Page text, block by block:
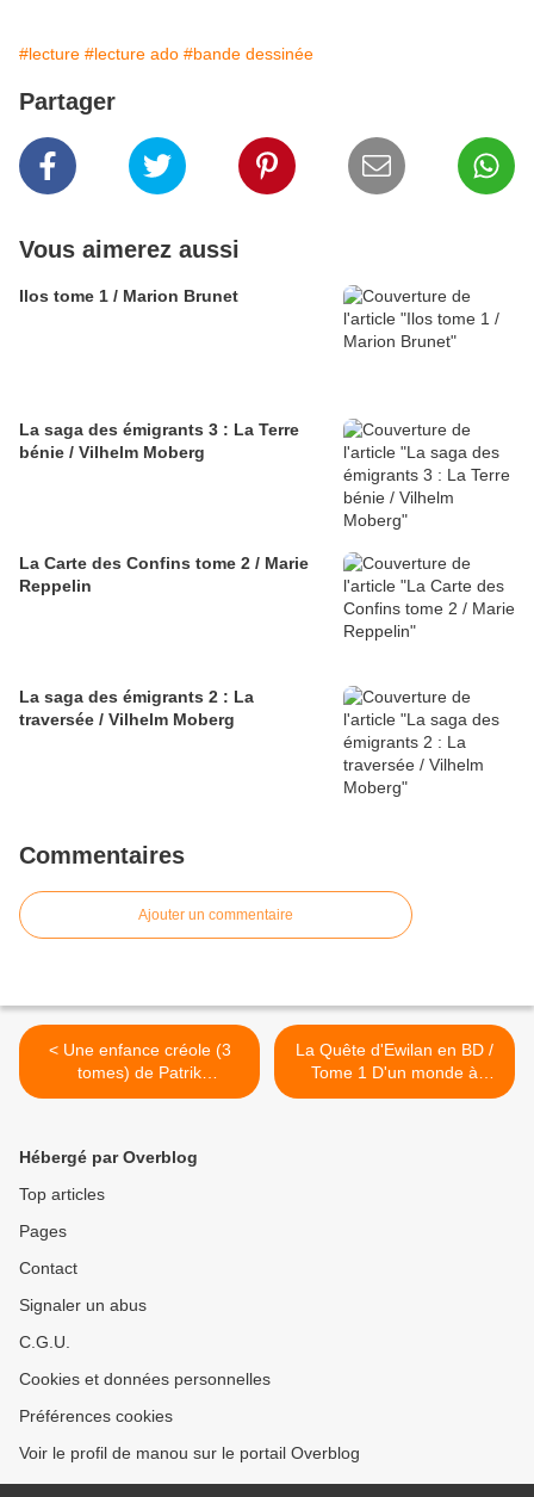
#lecture #lecture ado #bande dessinée
Partager
Vous aimerez aussi
Ilos tome 1 / Marion Brunet
La saga des émigrants 3 : La Terre
bénie / Vilhelm Moberg
La Carte des Confins tome 2 / Marie
Reppelin
La saga des émigrants 2 : La
traversée / Vilhelm Moberg
Commentaires
Ajouter un commentaire
< Une enfance créole (3
tomes) de Patrik
Chamoiseau
La Quête d'Ewilan en BD /
Tome 1 D'un monde à
l'autre >
Hébergé par Overblog
Top articles
Pages
Contact
Signaler un abus
C.G.U.
Cookies et données personnelles
Préférences cookies
Voir le profil de manou sur le portail Overblog